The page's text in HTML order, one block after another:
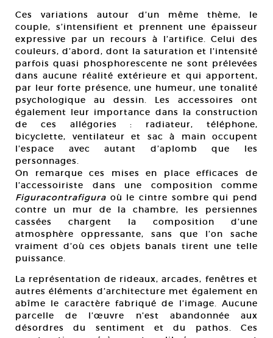
Ces variations autour d’un même thème, le
couple, s’intensifient et prennent une épaisseur
expressive par un recours à l’artifice. Celui des
couleurs, d’abord, dont la saturation et l’intensité
parfois quasi phosphorescente ne sont prélevées
dans aucune réalité extérieure et qui apportent,
par leur forte présence, une humeur, une tonalité
psychologique au dessin. Les accessoires ont
également leur importance dans la construction
de ces allégories : radiateur, téléphone,
bicyclette, ventilateur et sac à main occupent
l’espace avec autant d’aplomb que les
personnages.
On remarque ces mises en place efficaces de
l’accessoiriste dans une composition comme
Figuracontrafigura où le cintre sombre qui pend
contre un mur de la chambre, les persiennes
cassées chargent la composition d’une
atmosphère oppressante, sans que l’on sache
vraiment d’où ces objets banals tirent une telle
puissance.
La représentation de rideaux, arcades, fenêtres et
autres éléments d’architecture met également en
abîme le caractère fabriqué de l’image. Aucune
parcelle de l’œuvre n’est abandonnée aux
désordres du sentiment et du pathos. Ces